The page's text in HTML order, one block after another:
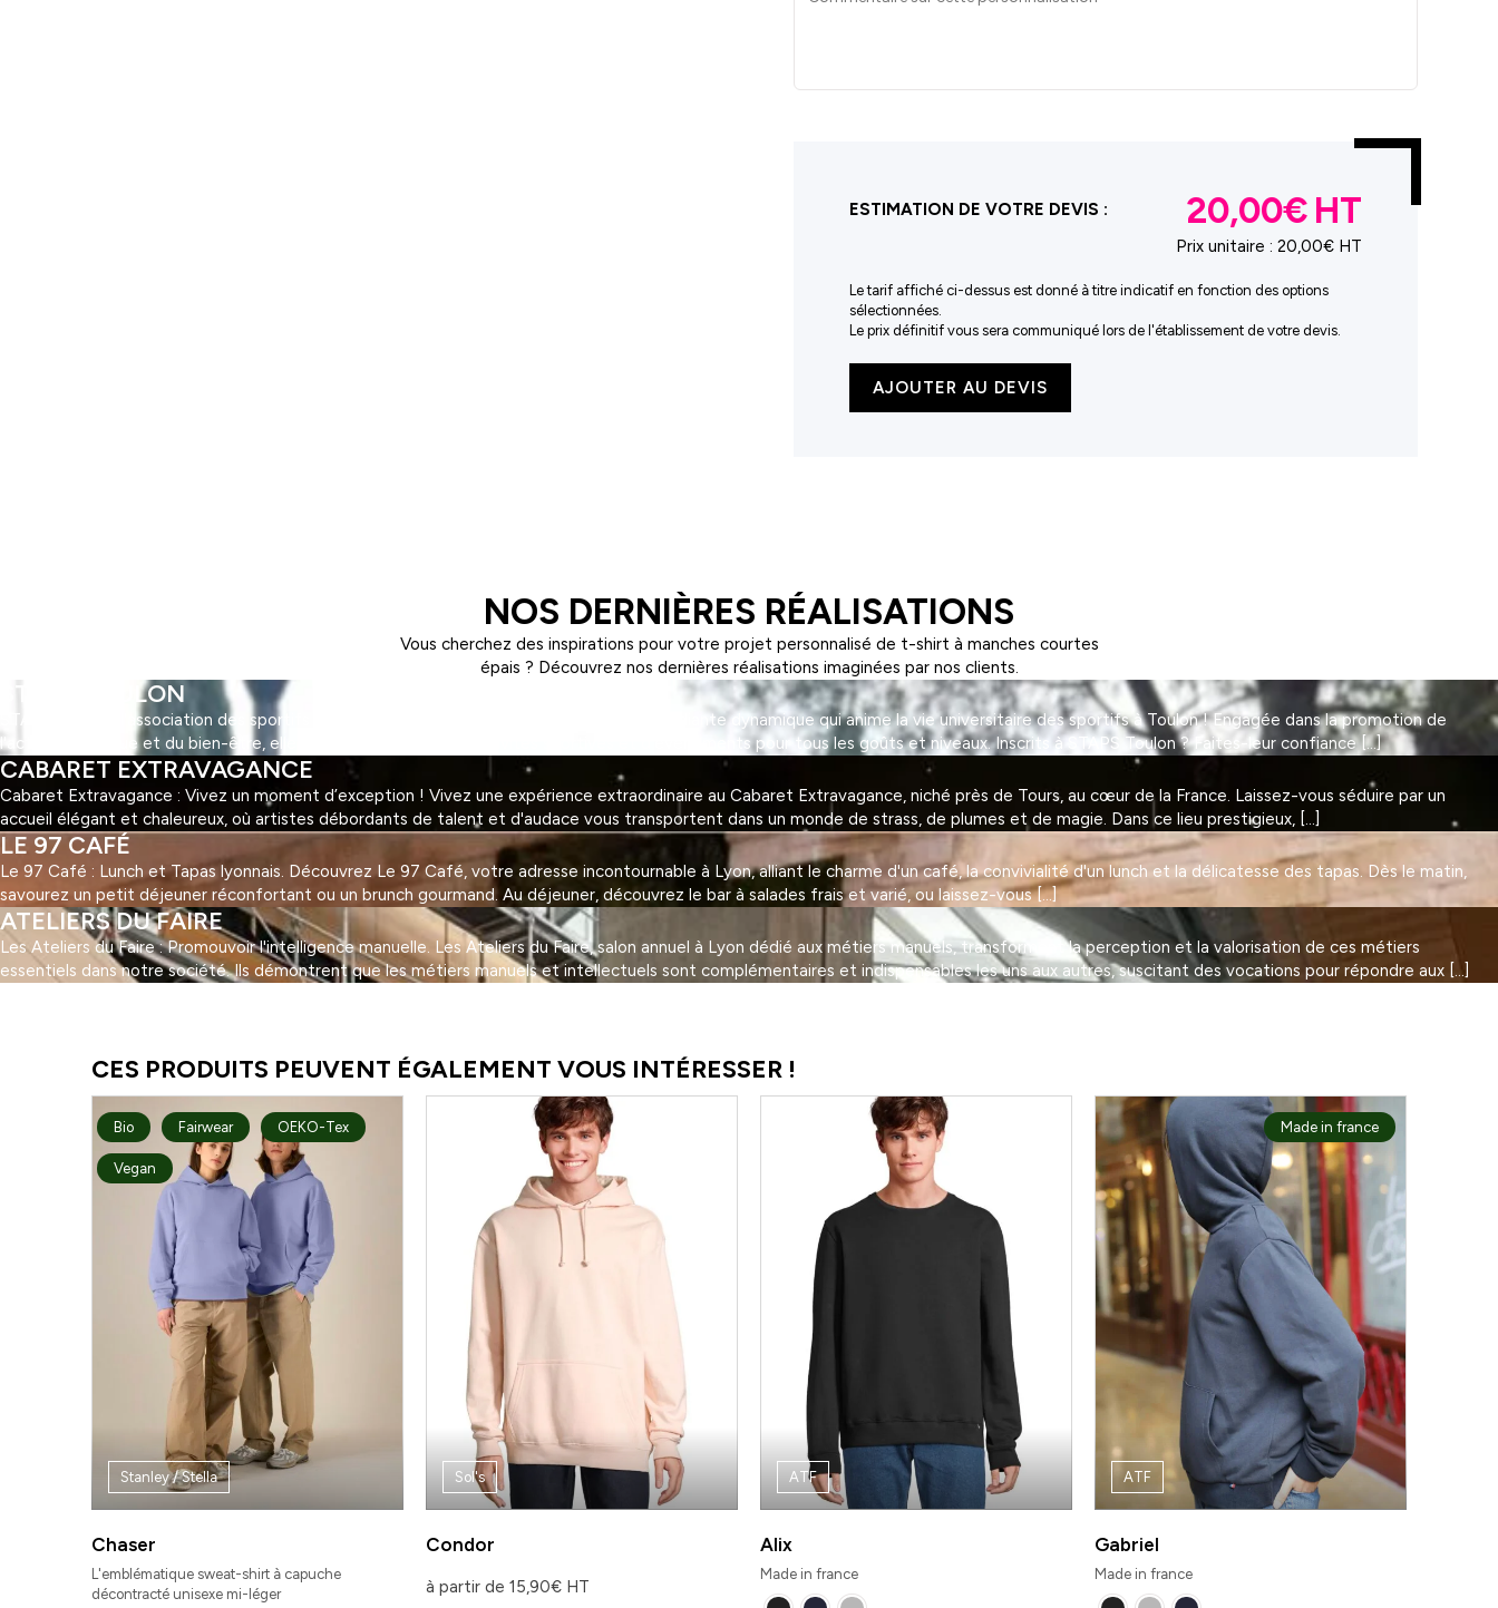
ESTIMATION DE VOTRE DEVIS : 20,00€
Prix unitaire : 20,00€ HT
Le tarif affiché ci-dessus est donné à titre indicatif en fonction des options
sélectionnées.
Le prix définitif vous sera communiqué lors de l'établissement de votre devis.
quantité
AJOUTER AU DEVIS
NOS DERNIÈRES RÉALISATIONS
Vous cherchez des inspirations pour votre projet personnalisé de t-shirt à manches courtes
épais ? Découvrez nos dernières réalisations imaginées par nos clients.
STAPS TOULON
STAPS Toulon : l'association des sportifs ! Découvrez STAPS Toulon, une association étudiante dynamique qui anime la vie universitaire des sportifs à Toulon ! Engagée dans la promotion de
l'activité physique et du bien-être, elle offre une multitude d'activités sportives et d'événements pour tous les goûts et niveaux. Inscrits à STAPS Toulon ? Faites-leur confiance […]
CABARET EXTRAVAGANCE
Cabaret Extravagance : Vivez un moment d’exception ! Vivez une expérience extraordinaire au Cabaret Extravagance, niché près de Tours, au cœur de la France. Laissez-vous séduire par un
accueil élégant et chaleureux, où artistes débordants de talent et d'audace vous transportent dans un monde de strass, de plumes et de magie. Dans ce lieu prestigieux, […]
LE 97 CAFÉ
Le 97 Café : Lunch et Tapas lyonnais. Découvrez Le 97 Café, votre adresse incontournable à Lyon, alliant le charme d'un café, la convivialité d'un lunch et la délicatesse des tapas. Dès le matin,
savourez un petit déjeuner réconfortant ou un brunch gourmand. Au déjeuner, découvrez le bar à salades frais et varié, ou laissez-vous […]
ATELIERS DU FAIRE
Les Ateliers du Faire : Promouvoir l'intelligence manuelle. Les Ateliers du Faire, salon annuel à Lyon dédié aux métiers manuels, transforment la perception et la valorisation de ces métiers
essentiels dans notre société. Ils démontrent que les métiers manuels et intellectuels sont complémentaires et indispensables les uns aux autres, suscitant des vocations pour répondre aux […]
CES PRODUITS PEUVENT ÉGALEMENT VOUS INTÉRESSER !
Bio Fairwear OEKO-Tex
Vegan
Stanley / Stella
Chaser
L'emblématique sweat-shirt à capuche
décontracté unisexe mi-léger
Sol's
Condor
à partir de 15,90€ HT
ATF
Alix
Made in france
Made in france
ATF
Gabriel
Made in france